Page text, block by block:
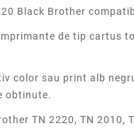
Black Brother
de tip cartus
color sau print alb
obtinute.
TN 2220, TN 2010,